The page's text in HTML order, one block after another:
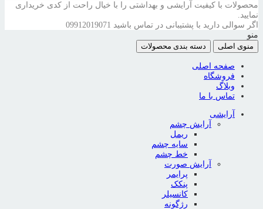
محصولات با کیفیت آرایشی و بهداشتی را با خیال راحت از کدی خریداری
نمایید.
اگر سوالی دارید با پشتیبانی در تماس باشید 09912019071
منو
منوی اصلی
دسته بندی محصولات
صفحه اصلی
فروشگاه
وبلاگ
تماس با ما
آرایشی
آرایش چشم
ریمل
سایه چشم
خط چشم
آرایش صورت
پرایمر
پنکک
کانسیلر
رژگونه